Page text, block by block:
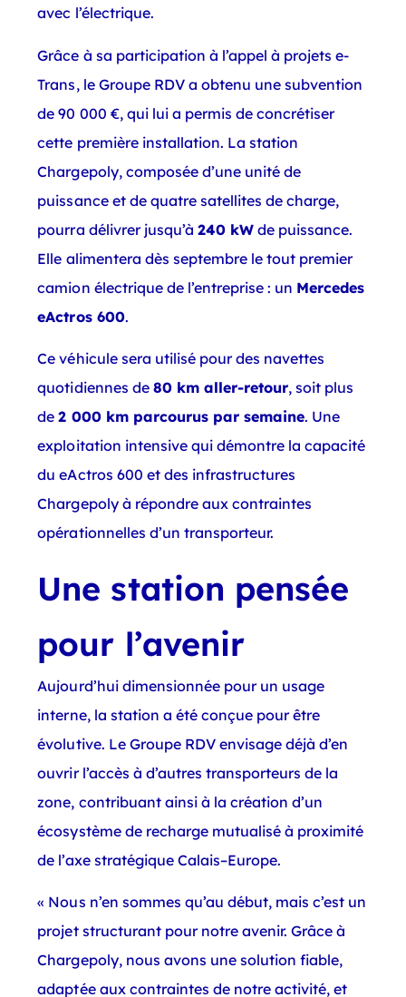
avec l’électrique.
Grâce à sa participation à l’appel à projets e-
Trans, le Groupe RDV a obtenu une subvention
de 90 000 €, qui lui a permis de concrétiser
cette première installation. La station
Chargepoly, composée d’une unité de
puissance et de quatre satellites de charge,
pourra délivrer jusqu’à 240 kW de puissance.
Elle alimentera dès septembre le tout premier
camion électrique de l’entreprise : un Mercedes
eActros 600.
Ce véhicule sera utilisé pour des navettes
quotidiennes de 80 km aller-retour, soit plus
de2 000 km parcourus par semaine. Une
exploitation intensive qui démontre la capacité
du eActros 600 et des infrastructures
Chargepoly à répondre aux contraintes
opérationnelles d’un transporteur.
Une station pensée
pour l’avenir
Aujourd’hui dimensionnée pour un usage
interne, la station a été conçue pour être
évolutive. Le Groupe RDV envisage déjà d’en
ouvrir l’accès à d’autres transporteurs de la
zone, contribuant ainsi à la création d’un
écosystème de recharge mutualisé à proximité
de l’axe stratégique Calais–Europe.
« Nous n’en sommes qu’au début, mais c’est un
projet structurant pour notre avenir. Grâce à
Chargepoly, nous avons une solution fiable,
adaptée aux contraintes de notre activité, et